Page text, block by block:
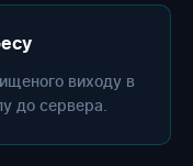
виходу в
до сервера.